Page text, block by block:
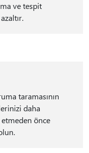
ve tespit
taramasının
daha
önce